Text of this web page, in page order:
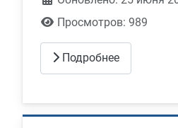
Просмотров: 989
Подробнее